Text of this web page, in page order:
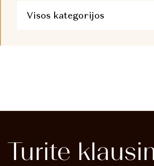
Turite